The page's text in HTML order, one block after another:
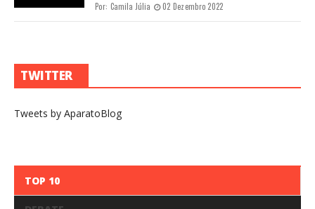
Por: Camila Júlia 02 Dezembro 2022
TWITTER
Tweets by AparatoBlog
TOP 10